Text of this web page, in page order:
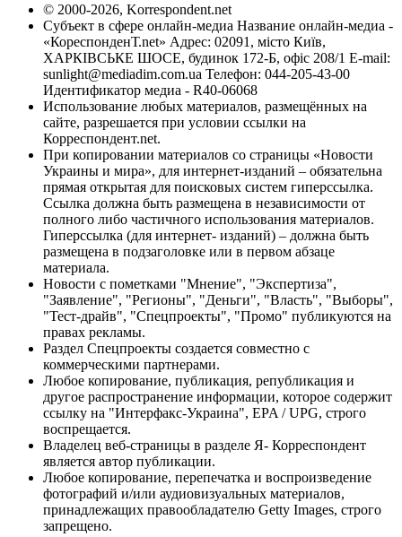
© 2000-2026, Korrespondent.net
Субъект в сфере онлайн-медиа Название онлайн-медиа -
«КореспонденТ.net» Адрес: 02091, місто Київ,
ХАРКІВСЬКЕ ШОСЕ, будинок 172-Б, офіс 208/1 E-mail:
sunlight@mediadim.com.ua Телефон: 044-205-43-00
Идентификатор медиа - R40-06068
Использование любых материалов, размещённых на
сайте, разрешается при условии ссылки на
Корреспондент.net.
При копировании материалов со страницы «Новости
Украины и мира», для интернет-изданий – обязательна
прямая открытая для поисковых систем гиперссылка.
Ссылка должна быть размещена в независимости от
полного либо частичного использования материалов.
Гиперссылка (для интернет- изданий) – должна быть
размещена в подзаголовке или в первом абзаце
материала.
Новости с пометками "Мнение", "Экспертиза",
"Заявление", "Регионы", "Деньги", "Власть", "Выборы",
"Тест-драйв", "Спецпроекты", "Промо" публикуются на
правах рекламы.
Раздел Спецпроекты создается совместно с
коммерческими партнерами.
Любое копирование, публикация, републикация и
другое распространение информации, которое содержит
ссылку на "Интерфакс-Украина", EPA / UPG, строго
воспрещается.
Владелец веб-страницы в разделе Я- Корреспондент
является автор публикации.
Любое копирование, перепечатка и воспроизведение
фотографий и/или аудиовизуальных материалов,
принадлежащих правообладателю Getty Images, строго
запрещено.